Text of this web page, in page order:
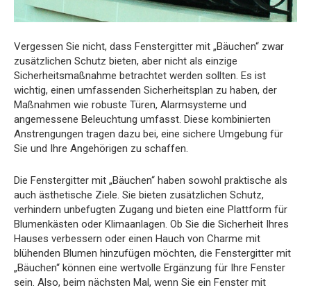
Vergessen Sie nicht, dass Fenstergitter mit „Bäuchen“ zwar
zusätzlichen Schutz bieten, aber nicht als einzige
Sicherheitsmaßnahme betrachtet werden sollten. Es ist
wichtig, einen umfassenden Sicherheitsplan zu haben, der
Maßnahmen wie robuste Türen, Alarmsysteme und
angemessene Beleuchtung umfasst. Diese kombinierten
Anstrengungen tragen dazu bei, eine sichere Umgebung für
Sie und Ihre Angehörigen zu schaffen.
Die Fenstergitter mit „Bäuchen“ haben sowohl praktische als
auch ästhetische Ziele. Sie bieten zusätzlichen Schutz,
verhindern unbefugten Zugang und bieten eine Plattform für
Blumenkästen oder Klimaanlagen. Ob Sie die Sicherheit Ihres
Hauses verbessern oder einen Hauch von Charme mit
blühenden Blumen hinzufügen möchten, die Fenstergitter mit
„Bäuchen“ können eine wertvolle Ergänzung für Ihre Fenster
sein. Also, beim nächsten Mal, wenn Sie ein Fenster mit